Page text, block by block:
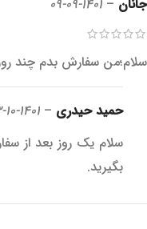
جانان –
1401-09-09
سلام؛من سفارش بدم چند
حمید حیدری –
1401-10-03
سلام یک روز بعد از
بگیرید.